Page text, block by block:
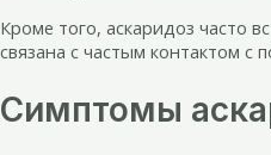
Кроме того, аскаридоз часто
связана с частым контактом с
Симптомы